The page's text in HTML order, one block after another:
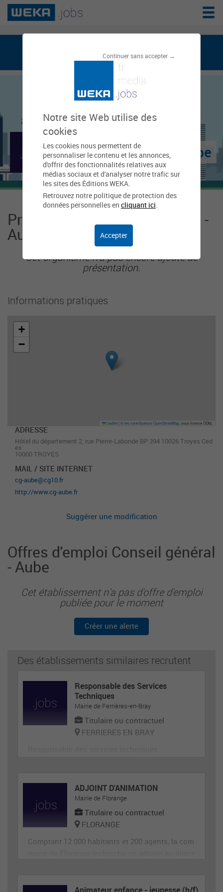
Continuer sans accepter →
Notre site Web utilise des
cookies
Les cookies nous permettent de
personnaliser le contenu et les annonces,
d'offrir des fonctionnalités relatives aux
médias sociaux et d'analyser notre trafic sur
les sites des Éditions WEKA.
Retrouvez notre politique de protection des
données personnelles en cliquant ici.
Accepter
weka.jobs, le réseau de l'emploi public
Conseil général - Aube
Présentation Conseil général -
Aube
Cet organisme n'a pas encore ajouté de
présentation.
Informations pratiques
+
−
Leaflet ©les contributeurs OpenStreetMap , sous licence ODbL
ADRESSE
Hôtel du département 2, rue Pierre-Labonde BP 394 10026 Troyes Ced
ex
10000 TROYES
MAIL / SITE INTERNET
cg-aube@cg10.fr
http://www.cg-aube.fr
Suggérer une modification
Offres d'emploi Conseil général
- Aube
Cet établissement n'a pas d'offre d'emploi
publiée pour le moment
Créer une alerte
Des établissements similaires recrutent
Responsable des Services
Techniques
Mairie de Ferrières-en-Bray
Titulaire ou contractuel
FERRIERES EN BRAY
ADJOINT D'ANIMATION
Mairie de Florange
Titulaire ou contractuel
FLORANGE
Comptant 12 000 habitants et 200 agents, la com
en animation et de compétences administrative